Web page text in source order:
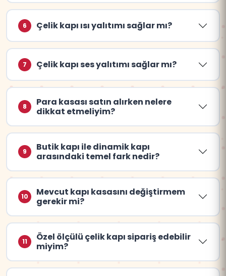
6 Çelik kapı ısı yalıtımı sağlar mı?
7 Çelik kapı ses yalıtımı sağlar mı?
8
Para kasası satın alırken nelere
dikkat etmeliyim?
9
Butik kapı ile dinamik kapı
arasındaki temel fark nedir?
10
Mevcut kapı kasasını değiştirmem
gerekir mi?
11
Özel ölçülü çelik kapı sipariş edebilir
miyim?